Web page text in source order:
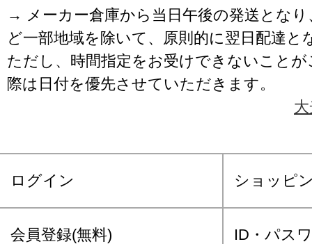
→ メーカー倉庫から当日午後の発送となり
ど一部地域を除いて、原則的に翌日配達と
ただし、時間指定をお受けできないこと
際は日付を優先させていただきます。
ログイン ショッピ
会員登録(無料) ID・パス